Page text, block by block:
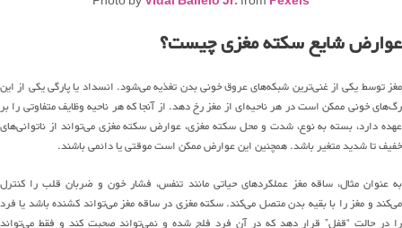
عوارض شایع سکته مغزی چیست؟
مغز توسط یکی ازغنیترینشبکههایعروق خونی بدن تغذیهمیشود. انسداد یا پارگی یکی از این
رگهایخونی ممکن است در هرناحیهایاز مغز رخ دهد. از آنجا که هر ناحیه وظایف متفاوتی را بر
عهده دارد، بسته به نوع، شدت و محل سکته مغزی، عوارض سکته مغزی می‌تواند ازناتوانیهای
خفیف تا شدید متغیر باشد.همچنین این عوارضممکن است موقتی یا دائمی باشند.
به عنوان مثال، ساقه مغز عملکردهای حیاتی مانند تنفس، فشار خون و ضربان قلب را کنترل
میکندو مغز را با بقیه بدن متصلمیکند.سکته مغزی در ساقه مغزمیتواندکشنده باشد یا فرد
را در حالت “قفل” قرار دهد که در آن فرد فلج شده و نمیتواندصحبت کند و فقط میتواند